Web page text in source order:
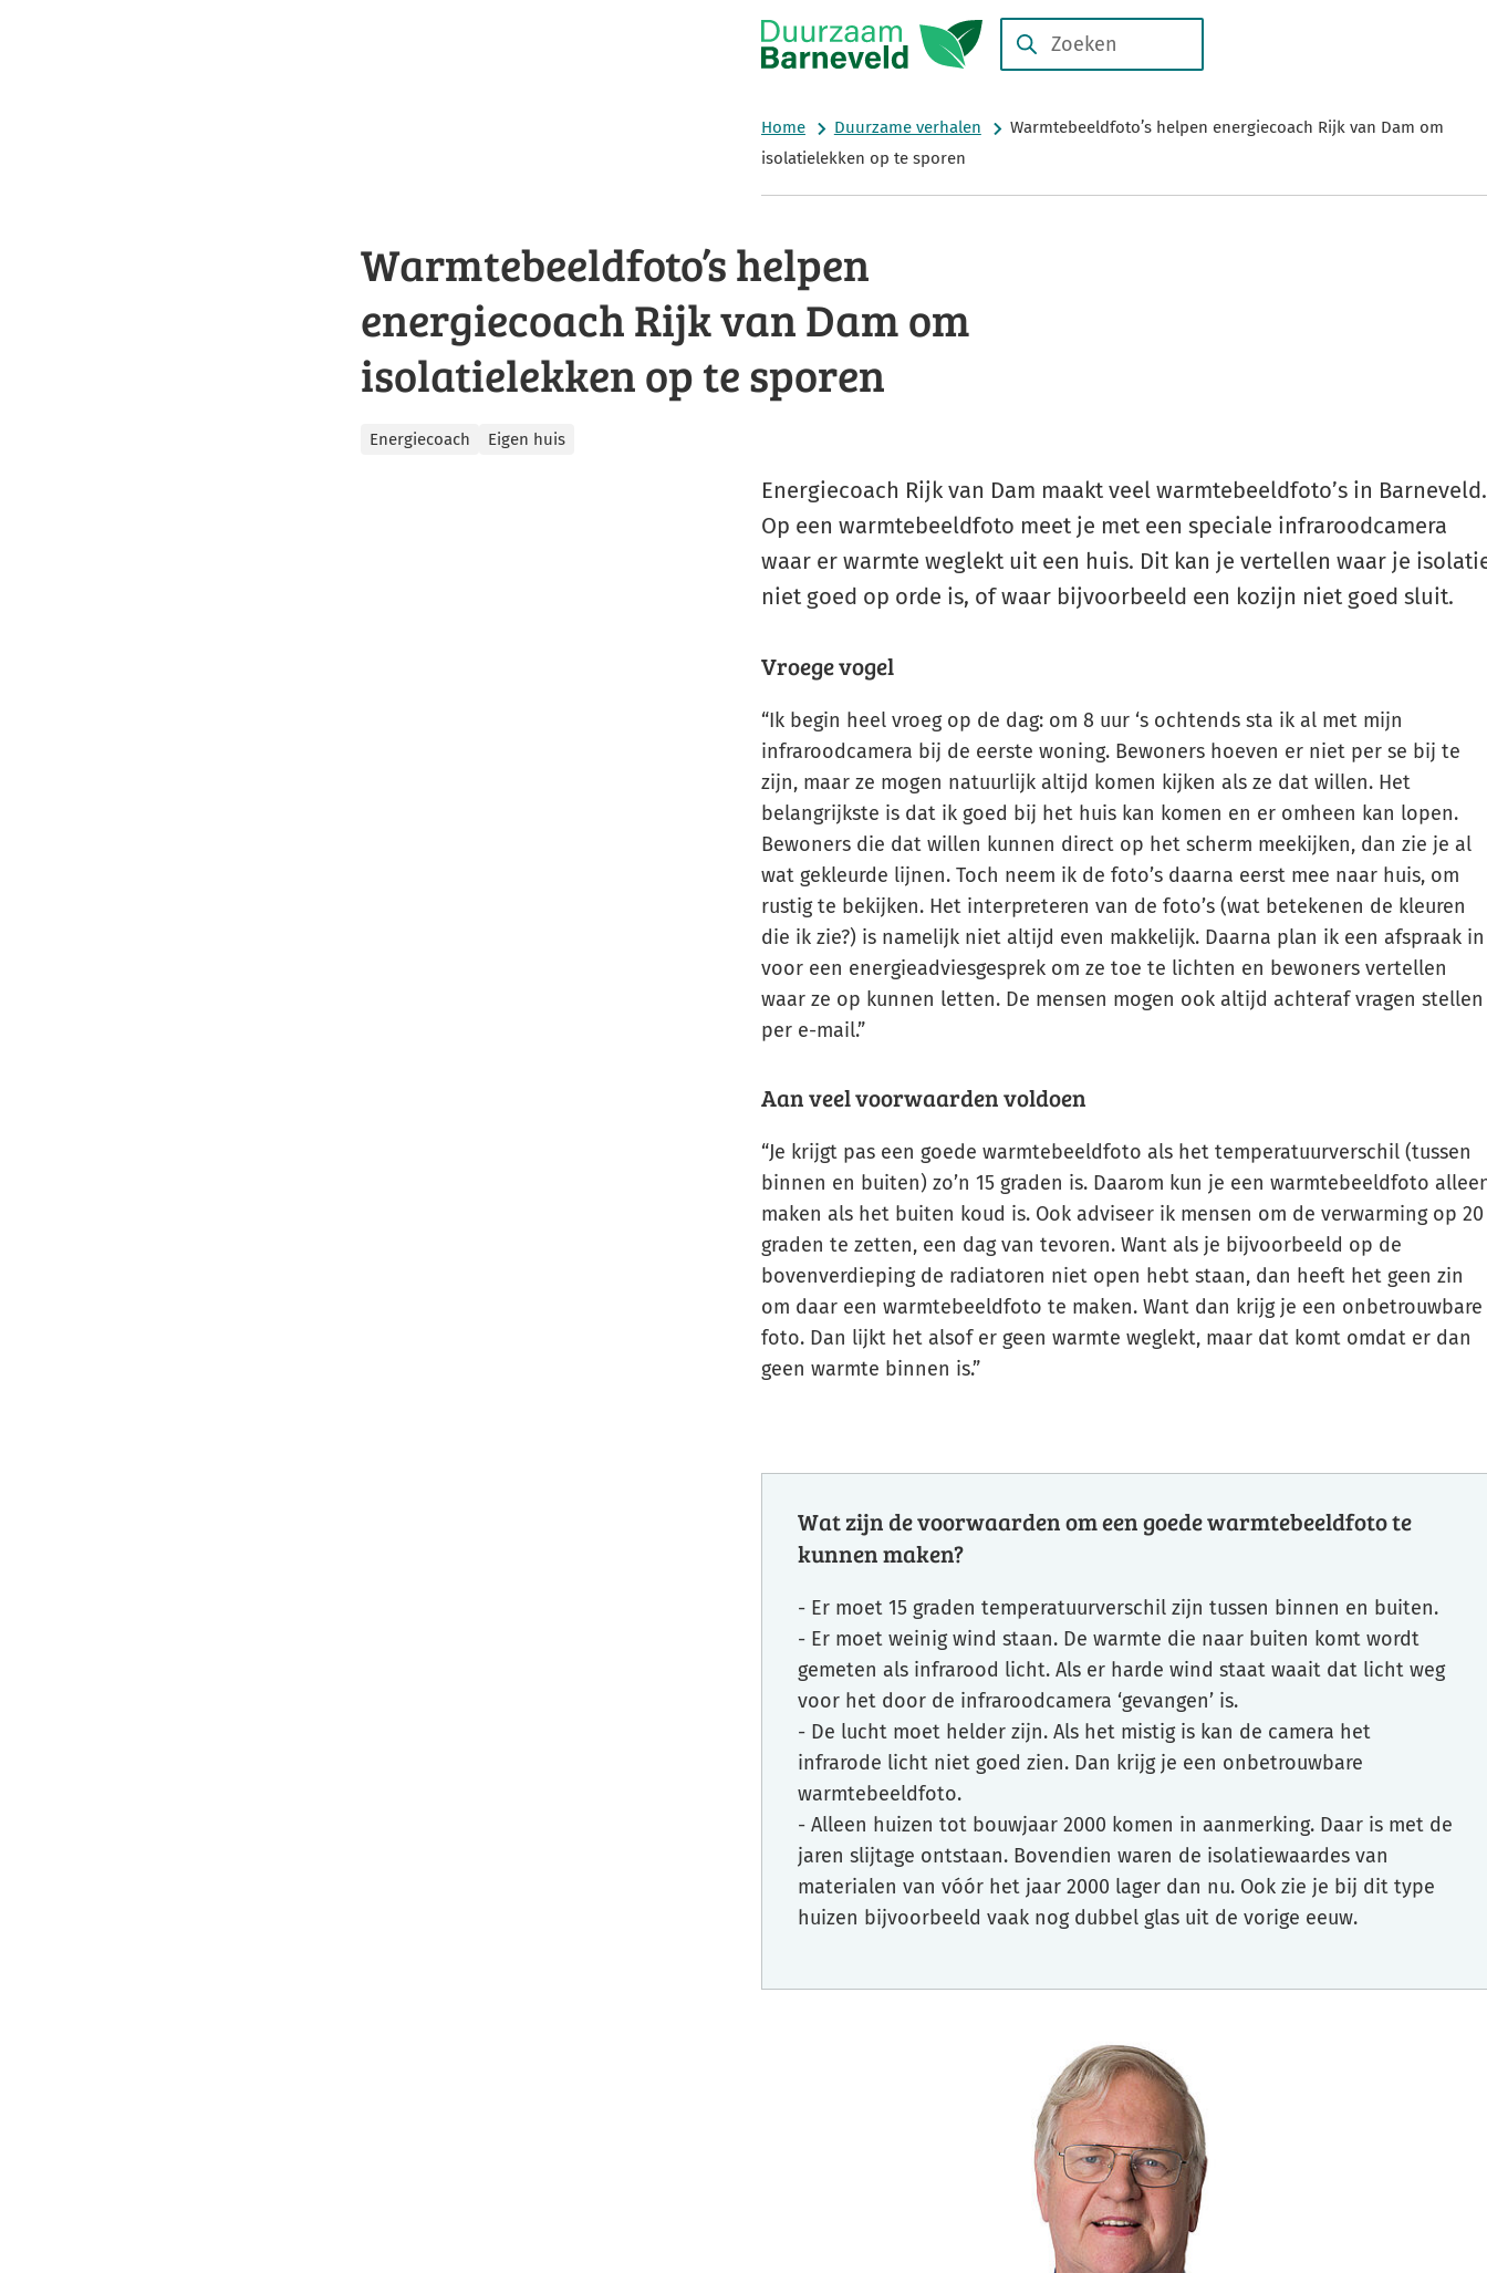
Subsidies
en
regelingen
verhalen
Zoeken
Wanneer
beschikbaar
gebruiken.
Gebruik
de
waarde
te
selecteren.
Home Duurzame verhalen
Warmtebeeldfoto’s helpen energiecoach Rijk van Dam om
isolatielekken op te sporen
Warmtebeeldfoto’s helpen
energiecoach Rijk van Dam om
isolatielekken op te sporen
Energiecoach Eigen huis
Energiecoach Rijk van Dam maakt veel warmtebeeldfoto’s in Barneveld.
Op een warmtebeeldfoto meet je met een speciale infraroodcamera
waar er warmte weglekt uit een huis. Dit kan je vertellen waar je
niet goed op orde is, of waar bijvoorbeeld een kozijn niet goed sluit.
Vroege vogel
“Ik begin heel vroeg op de dag: om 8 uur ‘s ochtends sta ik al met mijn
infraroodcamera bij de eerste woning. Bewoners hoeven er niet per se bij te
zijn, maar ze mogen natuurlijk altijd komen kijken als ze dat willen. Het
belangrijkste is dat ik goed bij het huis kan komen en er omheen kan lopen.
Bewoners die dat willen kunnen direct op het scherm meekijken, dan zie je al
wat gekleurde lijnen. Toch neem ik de foto’s daarna eerst mee naar huis, om
rustig te bekijken. Het interpreteren van de foto’s (wat betekenen de kleuren
die ik zie?) is namelijk niet altijd even makkelijk. Daarna plan ik een afspraak in
voor een energieadviesgesprek om ze toe te lichten en bewoners vertellen
waar ze op kunnen letten. De mensen mogen ook altijd achteraf vragen stellen
per e-mail.”
Aan veel voorwaarden voldoen
“Je krijgt pas een goede warmtebeeldfoto als het temperatuurverschil (tussen
binnen en buiten) zo’n 15 graden is. Daarom kun je een warmtebeeldfoto
maken als het buiten koud is. Ook adviseer ik mensen om de verwarming op 20
graden te zetten, een dag van tevoren. Want als je bijvoorbeeld op de
bovenverdieping de radiatoren niet open hebt staan, dan heeft het geen zin
om daar een warmtebeeldfoto te maken. Want dan krijg je een onbetrouwbare
foto. Dan lijkt het alsof er geen warmte weglekt, maar dat komt omdat er dan
geen warmte binnen is.”
Wat zijn de voorwaarden om een goede warmtebeeldfoto te
kunnen maken?
- Er moet 15 graden temperatuurverschil zijn tussen binnen en buiten.
- Er moet weinig wind staan. De warmte die naar buiten komt wordt
gemeten als infrarood licht. Als er harde wind staat waait dat licht weg
voor het door de infraroodcamera ‘gevangen’ is.
- De lucht moet helder zijn. Als het mistig is kan de camera het
infrarode licht niet goed zien. Dan krijg je een onbetrouwbare
warmtebeeldfoto.
- Alleen huizen tot bouwjaar 2000 komen in aanmerking. Daar is met de
jaren slijtage ontstaan. Bovendien waren de isolatiewaardes van
materialen van vóór het jaar 2000 lager dan nu. Ook zie je bij dit type
huizen bijvoorbeeld vaak nog dubbel glas uit de vorige eeuw.